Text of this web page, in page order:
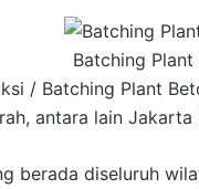
Batching
/ Batching Plant
antara lain
berada diseluruh